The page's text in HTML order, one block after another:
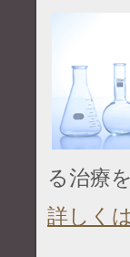
る治療
詳しく